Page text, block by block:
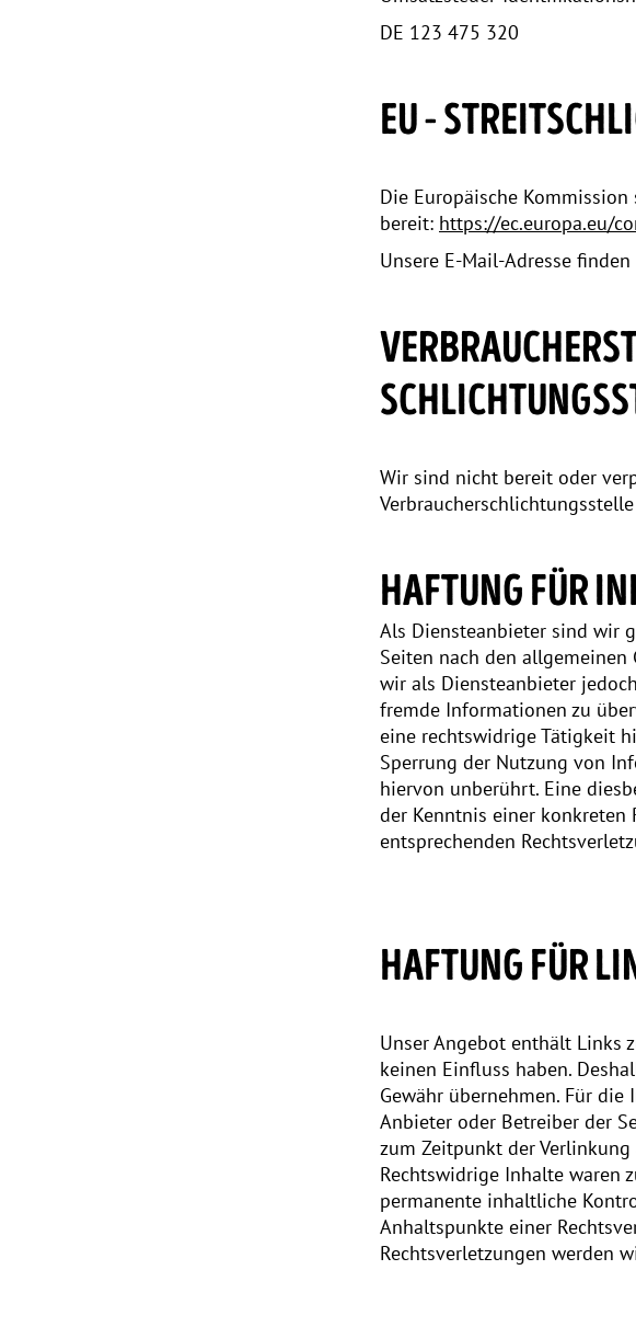
DE 123 475 320
EU -
Die Europäische
bereit: https://ec.europa.eu/
Unsere E-Mail-Adresse
Wir sind nicht bereit oder
HAFTUNG FÜR
Als Diensteanbieter sind wir
Seiten nach den allgemeinen
wir als Diensteanbieter
fremde Informationen zu
eine rechtswidrige Tätigkeit
Sperrung der Nutzung von
hiervon unberührt. Eine
der Kenntnis einer konkreten
entsprechenden
HAFTUNG FÜR
Unser Angebot enthält Links
keinen Einfluss haben.
Gewähr übernehmen. Für
Anbieter oder Betreiber der
zum Zeitpunkt der
Rechtswidrige Inhalte waren
permanente inhaltliche
Anhaltspunkte einer
Rechtsverletzungen werden